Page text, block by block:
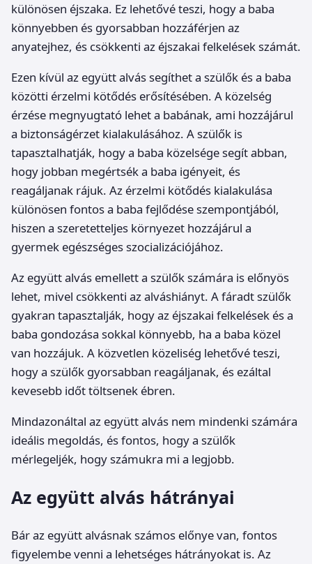
különösen éjszaka. Ez lehetővé teszi, hogy a baba
könnyebben és gyorsabban hozzáférjen az
anyatejhez, és csökkenti az éjszakai felkelések számát.
Ezen kívül az együtt alvás segíthet a szülők és a baba
közötti érzelmi kötődés erősítésében. A közelség
érzése megnyugtató lehet a babának, ami hozzájárul
a biztonságérzet kialakulásához. A szülők is
tapasztalhatják, hogy a baba közelsége segít abban,
hogy jobban megértsék a baba igényeit, és
reagáljanak rájuk. Az érzelmi kötődés kialakulása
különösen fontos a baba fejlődése szempontjából,
hiszen a szeretetteljes környezet hozzájárul a
gyermek egészséges szocializációjához.
Az együtt alvás emellett a szülők számára is előnyös
lehet, mivel csökkenti az alváshiányt. A fáradt szülők
gyakran tapasztalják, hogy az éjszakai felkelések és a
baba gondozása sokkal könnyebb, ha a baba közel
van hozzájuk. A közvetlen közeliség lehetővé teszi,
hogy a szülők gyorsabban reagáljanak, és ezáltal
kevesebb időt töltsenek ébren.
Mindazonáltal az együtt alvás nem mindenki számára
ideális megoldás, és fontos, hogy a szülők
mérlegeljék, hogy számukra mi a legjobb.
Az együtt alvás hátrányai
Bár az együtt alvásnak számos előnye van, fontos
figyelembe venni a lehetséges hátrányokat is. Az